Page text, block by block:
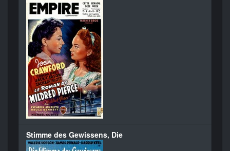
Stimme des Gewissens, Die